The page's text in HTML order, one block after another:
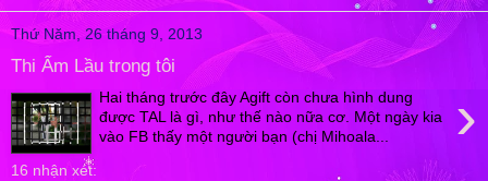
Thứ Năm, 26 tháng 9, 2013
Thi Ẩm Lầu trong tôi
›
Hai tháng trước đây Agift còn chưa hình dung
được TAL là gì, như thế nào nữa cơ. Một ngày kia
vào FB thấy một người bạn (chị Mihoala...
16 nhận xét: